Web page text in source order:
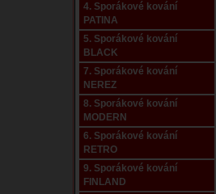
4. Sporákové kování
PATINA
5. Sporákové kování
BLACK
7. Sporákové kování
NEREZ
8. Sporákové kování
MODERN
6. Sporákové kování
RETRO
9. Sporákové kování
FINLAND